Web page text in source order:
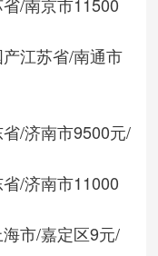
江苏省/南通市
/济南市9500元/
/济南市11000
海市/嘉定区9元/